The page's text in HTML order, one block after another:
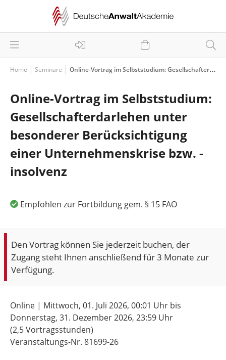
Home Seminare Online-Vortrag im Selbststudium: Gesellschafterdarlehen unter besonderer Berücksichtigung einer Unternehmenskrise bzw. -insolvenz
Online-Vortrag im Selbststudium:
Gesellschafterdarlehen unter
besonderer Berücksichtigung
einer Unternehmenskrise bzw. -
insolvenz
Empfohlen zur Fortbildung gem. § 15 FAO
Den Vortrag können Sie jederzeit buchen, der
Zugang steht Ihnen anschließend für 3 Monate zur
Verfügung.
Online | Mittwoch, 01. Juli 2026, 00:01 Uhr bis
Donnerstag, 31. Dezember 2026, 23:59 Uhr
(2,5 Vortragsstunden)
Veranstaltungs-Nr. 81699-26